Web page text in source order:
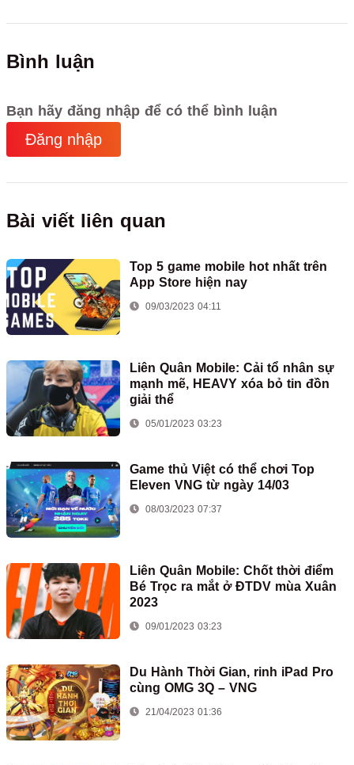
Bình luận
Bạn hãy đăng nhập để có thể bình luận
Đăng nhập
Bài viết liên quan
Top 5 game mobile hot nhất trên
App Store hiện nay
09/03/2023 04:11
Liên Quân Mobile: Cải tổ nhân sự
mạnh mẽ, HEAVY xóa bỏ tin đồn
giải thể
05/01/2023 03:23
Game thủ Việt có thể chơi Top
Eleven VNG từ ngày 14/03
08/03/2023 07:37
Liên Quân Mobile: Chốt thời điểm
Bé Trọc ra mắt ở ĐTDV mùa Xuân
2023
09/01/2023 03:23
Du Hành Thời Gian, rinh iPad Pro
cùng OMG 3Q – VNG
21/04/2023 01:36